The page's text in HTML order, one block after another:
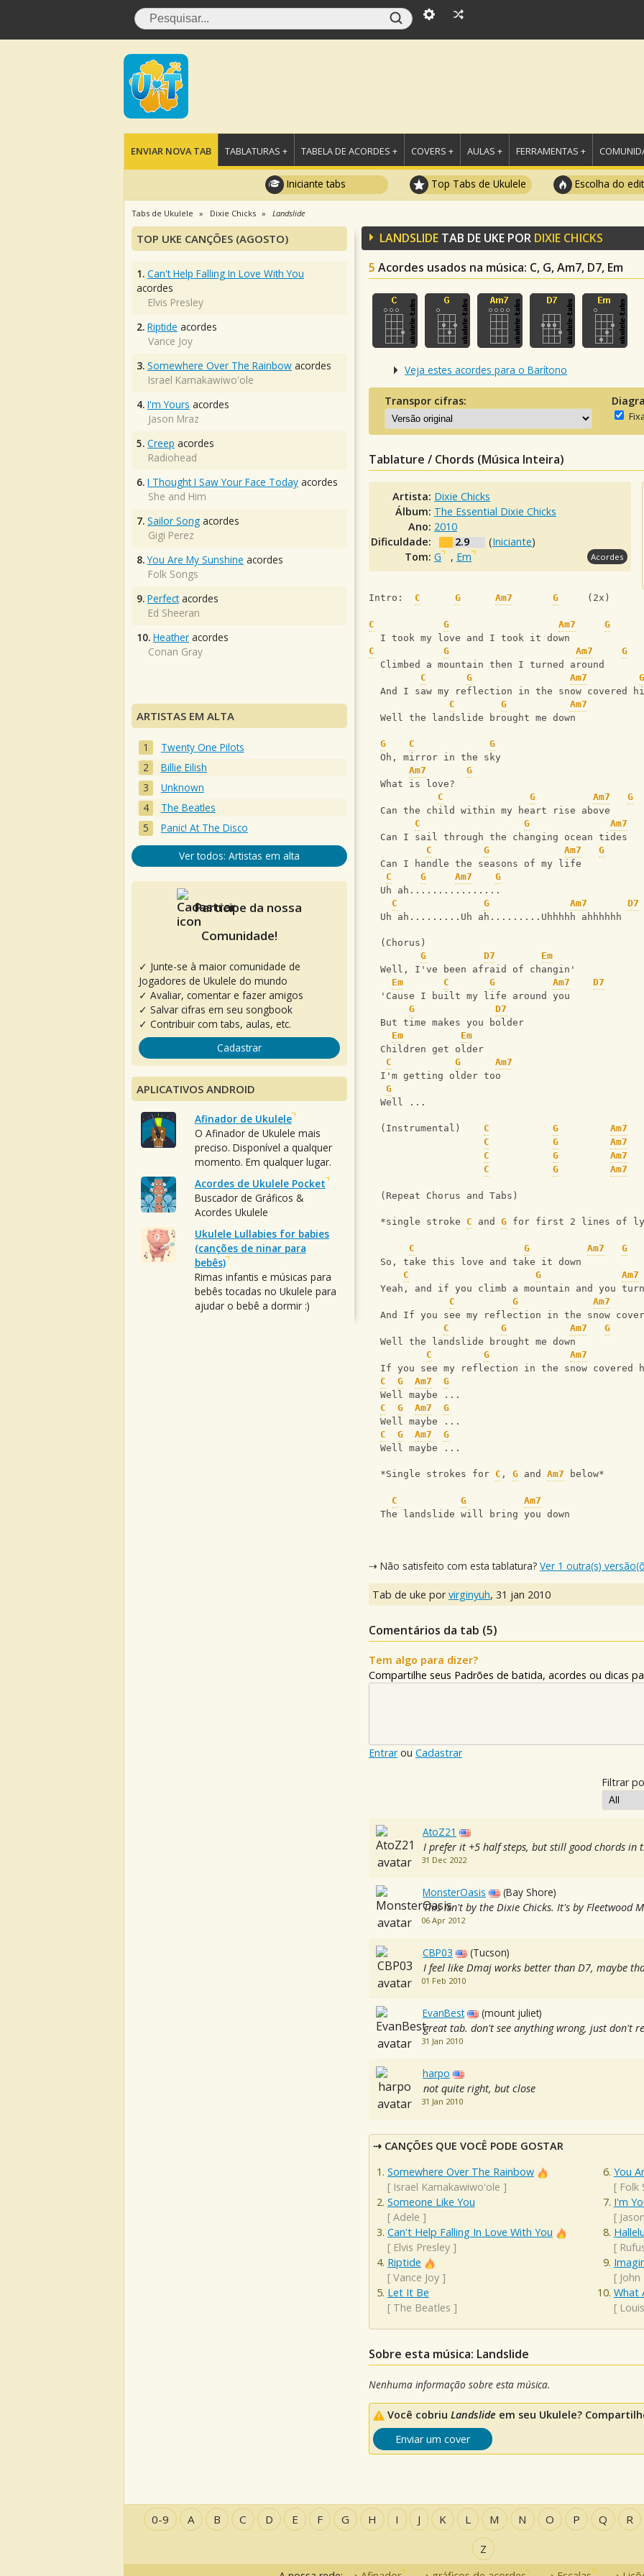
ENVIAR NOVA TAB TABLATURAS + TABELA DE ACORDES + COVERS + AULAS + FERRAMENTAS +
Iniciante tabs Top Tabs de Ukulele Escolha do
Tabs de Ukulele Dixie Chicks Landslide
LANDSLIDE TAB DE UKE POR DIXIE CHICKS
5 Acordes usados na música: C, G, Am7, D7, Em
Veja estes acordes para o Barítono
Transpor cifras:
Tablature / Chords (Música Inteira)
Artista: Dixie Chicks
Álbum: The Essential Dixie Chicks
Ano: 2010
Dificuldade:
2.9 (Iniciante)
Tom:G , Em Acordes
Intro: C G Am7 G
     (2x)
C G Am7
G
  I took my love and I took it down
C
G Am7
G
  Climbed a mountain then I turned around
C
G Am7
G
And I saw my reflection in the snow covered
C
G
Am7
  Well the landslide brought me down
G C
G
  Oh, mirror in the sky
Am7
G
  What is love?
C
G Am7
G
  Can the child within my heart rise above
C
G Am7
  Can I sail through the changing ocean tides
C
G Am7
G
  Can I handle the seasons of my life
C
G Am7
G
  Uh ah................
C
G Am7
D7
  Uh ah.........Uh ah.........Uhhhhh ahhhhhh
  (Chorus)
G
D7
Em
  Well, I've been afraid of changin'
Em
C G Am7
D7
  'Cause I built my life around you
G
D7
  But time makes you bolder
Em
Em
  Children get older
C
G
Am7
  I'm getting older too
G
  Well ...
  (Instrumental)
C G Am7
C
G Am7
C
G Am7
C
G Am7
  (Repeat Chorus and Tabs)
  *single stroke
C and G for first 2 lines of
C G Am7
G
  So, take this love and take it down
C
G Am7
Yeah, and if you climb a mountain and you
C
G Am7
And If you see my reflection in the snow
C
G Am7
G
  Well the landslide brought me down
C
G Am7
If you see my reflection in the snow covered
C
G Am7
G
  Well maybe ...
C
G Am7
G
  Well maybe ...
C
G Am7
G
  Well maybe ...
  *Single strokes for
C , G and Am7 below*
C G
Am7
  The landslide will bring you down
⇢ Não satisfeito com esta tablatura? Ver 1 outra(s)
Tab de uke porvirginyuh, 31 jan 2010
Comentários da tab (5)
Tem algo para dizer?
Compartilhe seus Padrões de batida, acordes ou dicas
Entrarou Cadastrar
Filtrar
AtoZ21
I prefer it +5 half steps, but still good chords in
31 Dec 2022
MonsterOasis
(Bay Shore)
This isn't by the Dixie Chicks. It's by Fleetwood
06 Apr 2012
CBP03
(Tucson)
I feel like Dmaj works better than D7, maybe
01 Feb 2010
EvanBest
(mount juliet)
great tab. don't see anything wrong, just don't
31 Jan 2010
harpo
not quite right, but close
31 Jan 2010
CANÇÕES QUE VOCÊ PODE GOSTAR
Somewhere Over The Rainbow
[ Israel Kamakawiwo'ole ]
Someone Like You
[ Adele ]
Can't Help Falling In Love With You
[ Elvis Presley ]
Riptide
[ Vance Joy ]
Let It Be
[ The Beatles ]
You
[ Folk
I'm
[
[
[
What
[
Sobre esta música: Landslide
Nenhuma informação sobre esta música.
Você cobriu Landslide em seu Ukulele?
Enviar um cover
TOP UKE CANÇÕES (AGOSTO)
1. Can't Help Falling In Love With You
acordes
Elvis Presley
2. Riptide acordes
Vance Joy
3. Somewhere Over The Rainbow acordes
Israel Kamakawiwo'ole
4. I'm Yours acordes
Jason Mraz
5. Creep acordes
Radiohead
6. I Thought I Saw Your Face Today acordes
She and Him
7. Sailor Song acordes
Gigi Perez
8. You Are My Sunshine acordes
Folk Songs
9. Perfectacordes
Ed Sheeran
10. Heather acordes
Conan Gray
ARTISTAS EM ALTA
Twenty One Pilots
Billie Eilish
Unknown
The Beatles
Panic! At The Disco
Ver todos: Artistas em alta
Participe da nossa
Comunidade!
✓ Junte-se à maior comunidade de
Jogadores de Ukulele do mundo
✓ Avaliar, comentar e fazer amigos
✓ Salvar cifras em seu songbook
✓ Contribuir com tabs, aulas, etc.
Cadastrar
APLICATIVOS ANDROID
Afinador de Ukulele
O Afinador de Ukulele mais
preciso. Disponível a qualquer
momento. Em qualquer lugar.
Acordes de Ukulele Pocket
Buscador de Gráficos &
Acordes Ukulele
Ukulele Lullabies for babies
(canções de ninar para
bebês)
Rimas infantis e músicas para
bebês tocadas no Ukulele para
ajudar o bebê a dormir :)
0-9 A B C D E F G H I J K L M N O P Q R
Z